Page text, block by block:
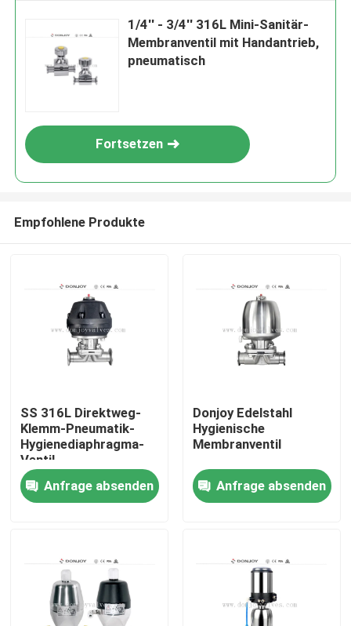
Produkte
1/4'' - 3/4'' 316L Mini-Sanitär-
Membranventil mit Handantrieb,
pneumatisch
Fortsetzen
Empfohlene Produkte
SS 316L Direktweg-
Klemm-Pneumatik-
Hygienediaphragma-
Ventil
Anfrage absenden
Donjoy Edelstahl
Hygienische
Membranventil
Anfrage absenden